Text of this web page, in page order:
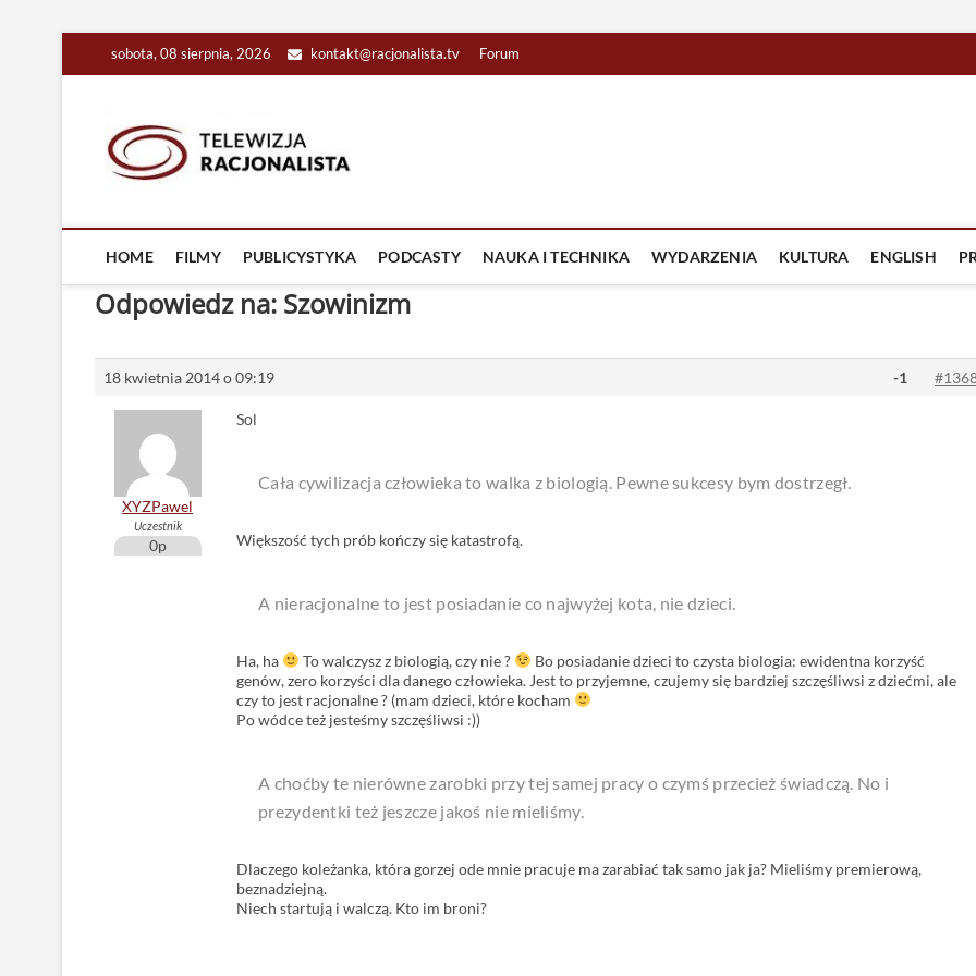
sobota, 08 sierpnia, 2026 kontakt@racjonalista.tv Forum
HOME FILMY PUBLICYSTYKA PODCASTY NAUKA I TECHNIKA WYDARZENIA KULTURA ENGLISH
Odpowiedz na: Szowinizm
18 kwietnia 2014 o 09:19 -1
XYZPawel
Uczestnik
0p
Sol
Cała cywilizacja człowieka to walka z biologią. Pewne sukcesy bym dostrzegł.
Większość tych prób kończy się katastrofą.
A nieracjonalne to jest posiadanie co najwyżej kota, nie dzieci.
Ha, ha To walczysz z biologią, czy nie ?
Bo posiadanie dzieci to czysta biologia: ewidentna korzyść
genów, zero korzyści dla danego człowieka. Jest to przyjemne, czujemy się bardziej szczęśliwsi z dziećmi, ale
czy to jest racjonalne ? (mam dzieci, które kocham
Po wódce też jesteśmy szczęśliwsi :))
A choćby te nierówne zarobki przy tej samej pracy o czymś przecież świadczą. No i
prezydentki też jeszcze jakoś nie mieliśmy.
Dlaczego koleżanka, która gorzej ode mnie pracuje ma zarabiać tak samo jak ja? Mieliśmy premierową,
beznadziejną.
Niech startują i walczą. Kto im broni?